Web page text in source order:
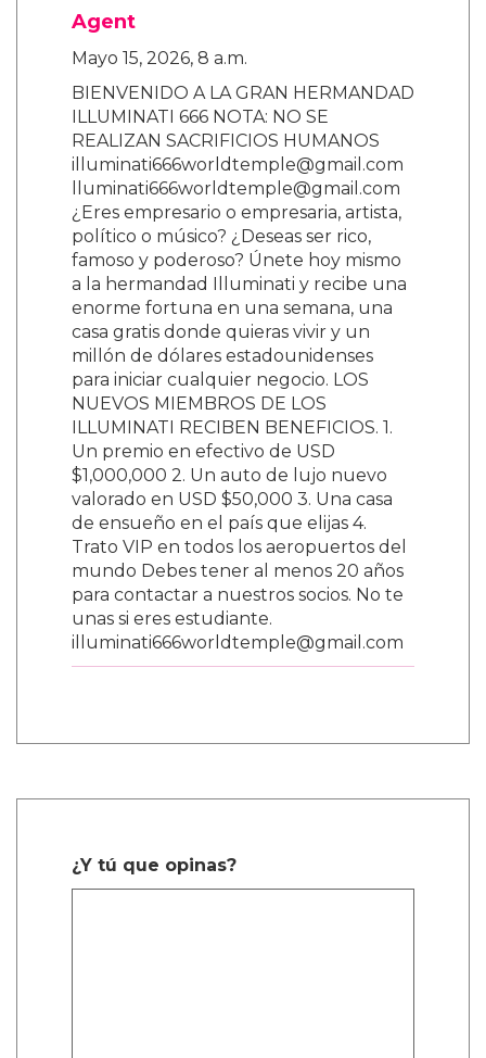
Agent
Mayo 15, 2026, 8 a.m.
BIENVENIDO A LA GRAN HERMANDAD
ILLUMINATI 666 NOTA: NO SE
REALIZAN SACRIFICIOS HUMANOS
illuminati666worldtemple@gmail.com
lluminati666worldtemple@gmail.com
¿Eres empresario o empresaria, artista,
político o músico? ¿Deseas ser rico,
famoso y poderoso? Únete hoy mismo
a la hermandad Illuminati y recibe una
enorme fortuna en una semana, una
casa gratis donde quieras vivir y un
millón de dólares estadounidenses
para iniciar cualquier negocio. LOS
NUEVOS MIEMBROS DE LOS
ILLUMINATI RECIBEN BENEFICIOS. 1.
Un premio en efectivo de USD
$1,000,000 2. Un auto de lujo nuevo
valorado en USD $50,000 3. Una casa
de ensueño en el país que elijas 4.
Trato VIP en todos los aeropuertos del
mundo Debes tener al menos 20 años
para contactar a nuestros socios. No te
unas si eres estudiante.
illuminati666worldtemple@gmail.com
¿Y tú que opinas?